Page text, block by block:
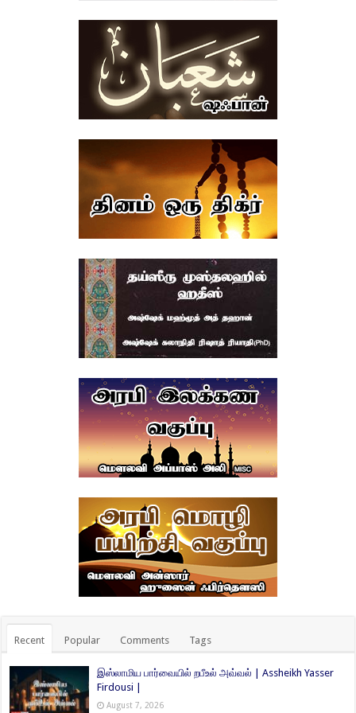
Recent Popular Comments Tags
இஸ்லாமிய பார்வையில் றபீஉல் அவ்வல் | Assheikh Yasser
Firdousi |
August 7, 2026